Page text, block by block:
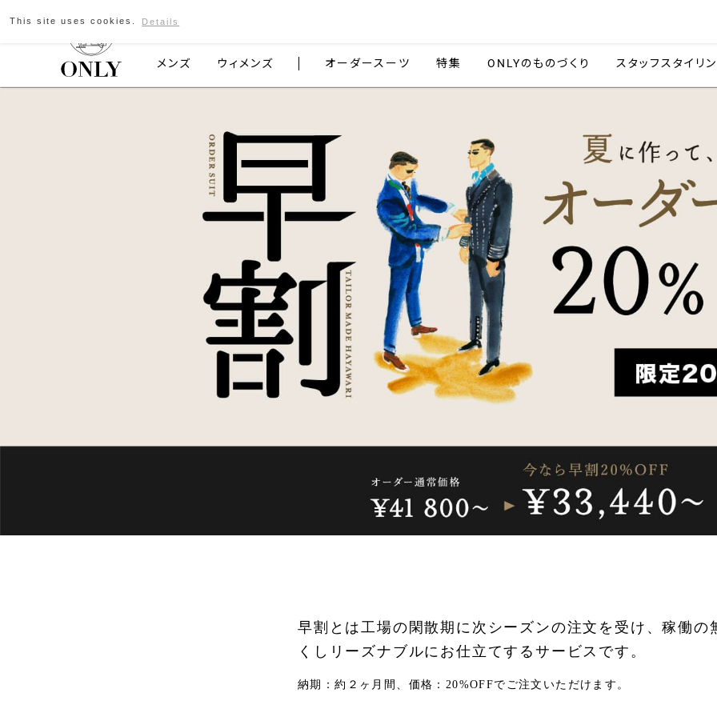
京都発のスーツブランド ONLY
メンズ ウィメンズ オーダースーツ 特集 ONLYのものづくり スタッフスタイリ
早割とは工場の閑散期に次シーズンの注文を受け、稼働の
くしリーズナブルにお仕立てするサービスです。
納期：約２ヶ月間、価格：20%OFFでご注文いただけます。
This site uses cookies. Details